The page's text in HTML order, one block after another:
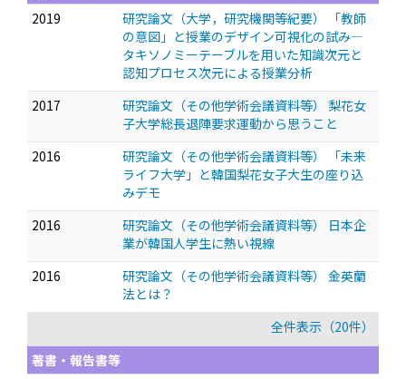
2019
研究論文（大学，研究機関等紀要） 「教師
の意図」と授業のデザイン可視化の試み—
タキソノミーテーブルを用いた知識次元と
認知プロセス次元による授業分析
2017
研究論文（その他学術会議資料等） 梨花女
子大学総長退陣要求運動から思うこと
2016
研究論文（その他学術会議資料等） 「未来
ライフ大学」と韓国梨花女子大生の座り込
みデモ
2016
研究論文（その他学術会議資料等） 日本企
業が韓国人学生に熱い視線
2016
研究論文（その他学術会議資料等） 金英蘭
法とは？
全件表示（20件）
著書・報告書等